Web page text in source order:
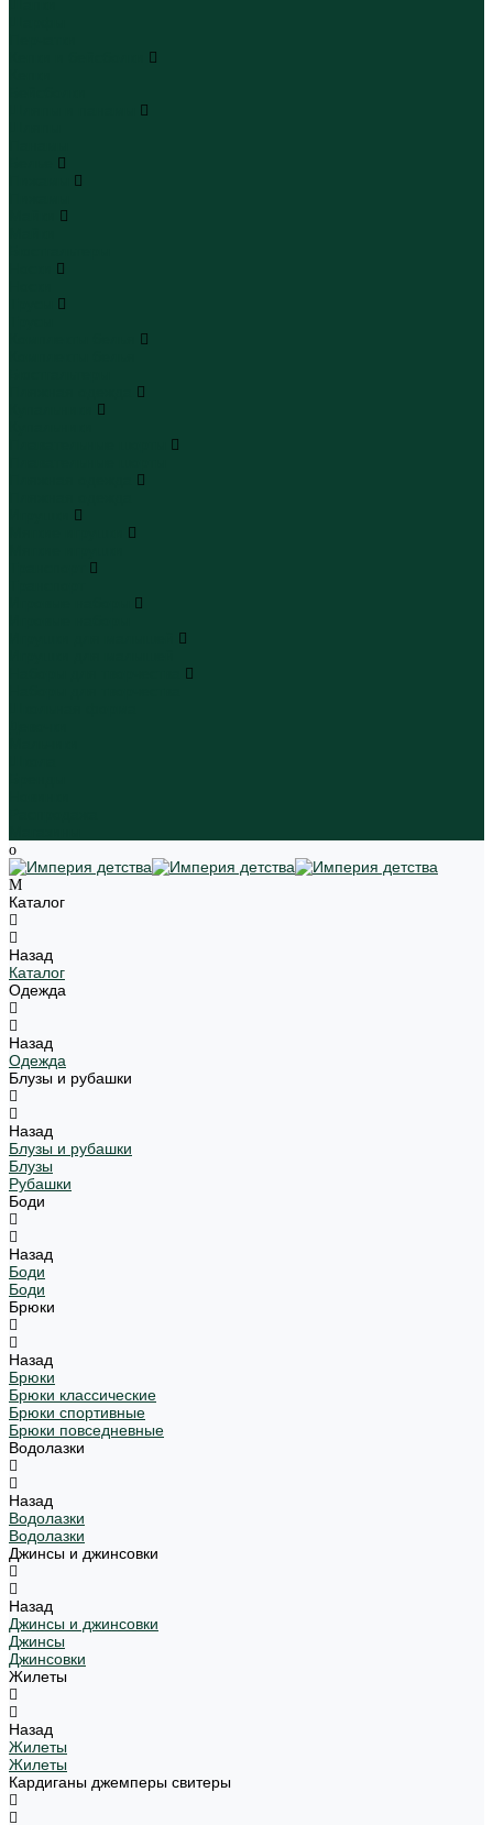
Каталог
Назад
Каталог
Одежда
Назад
Одежда
Блузы и рубашки
Назад
Блузы и рубашки
Блузы
Рубашки
Боди
Назад
Боди
Боди
Брюки
Назад
Брюки
Брюки классические
Брюки спортивные
Брюки повседневные
Водолазки
Назад
Водолазки
Водолазки
Джинсы и джинсовки
Назад
Джинсы и джинсовки
Джинсы
Джинсовки
Жилеты
Назад
Жилеты
Жилеты
Кардиганы джемперы свитеры